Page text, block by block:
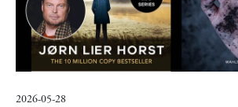
2026-05-28